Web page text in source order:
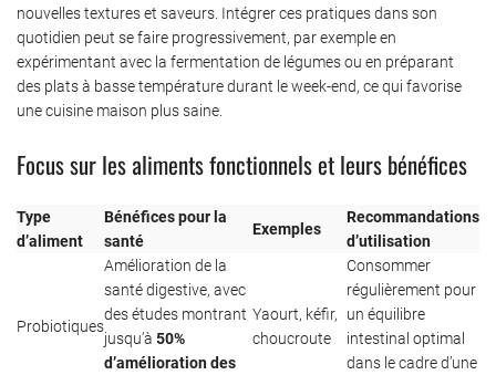
nouvelles textures et saveurs. Intégrer ces pratiques dans son
quotidien peut se faire progressivement, par exemple en
expérimentant avec la fermentation de légumes ou en préparant
des plats à basse température durant le week-end, ce qui favorise
une cuisine maison plus saine.
Focus sur les aliments fonctionnels et leurs bénéfices
Type
d’aliment
Bénéfices pour la
santé
Exemples
Recommandations
d’utilisation
Probiotiques
Amélioration de la
santé digestive, avec
des études montrant
jusqu’à 50%
d’amélioration des
Yaourt, kéfir,
choucroute
Consommer
régulièrement pour
un équilibre
intestinal optimal
dans le cadre d’une